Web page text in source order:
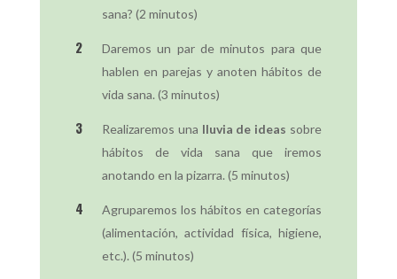
sana? (2 minutos)
Daremos un par de minutos para que
hablen en parejas y anoten hábitos de
vida sana. (3 minutos)
Realizaremos una lluvia de ideas sobre
hábitos de vida sana que iremos
anotando en la pizarra. (5 minutos)
Agruparemos los hábitos en categorías
(alimentación, actividad física, higiene,
etc.). (5 minutos)